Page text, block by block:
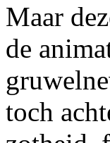
Maar
de
toch